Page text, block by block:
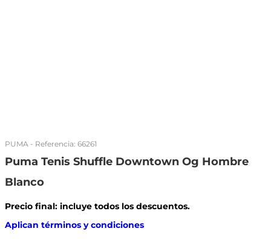
PUMA - Referencia: 66261
Puma Tenis Shuffle Downtown Og Hombre
Blanco
Precio final: incluye todos los descuentos.
Aplican términos y condiciones